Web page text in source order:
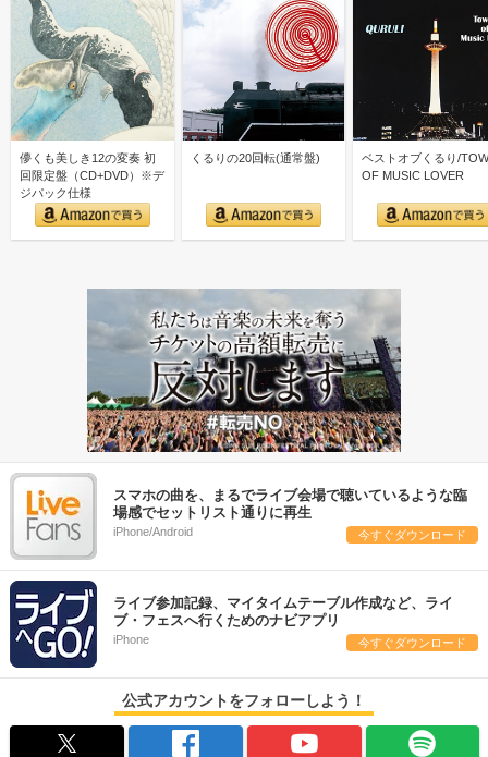
儚くも美しき12の変奏 初
回限定盤（CD+DVD）※デ
ジパック仕様
くるりの20回転(通常盤)
ベストオブくるり/
OF MUSIC LOVER
スマホの曲を、まるでライブ会場で聴いているような臨
場感でセットリスト通りに再生
iPhone/Android 今すぐダウンロード
ライブ参加記録、マイタイムテーブル作成など、ライ
ブ・フェスへ行くためのナビアプリ
iPhone 今すぐダウンロード
公式アカウントをフォローしよう！